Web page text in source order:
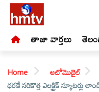
తాజా వార్తలు
Home ఆటోమొబైల్
ధరకే సరికొత్త ఎలక్ట్రిక్ స్కూటర్లు